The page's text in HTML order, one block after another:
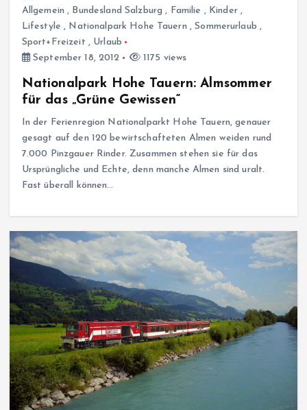
Allgemein , Bundesland Salzburg , Familie , Kinder,
Lifestyle , Nationalpark Hohe Tauern ,Sommerurlaub ,
Sport+Freizeit , Urlaub
September 18, 2012
1175 views
Nationalpark Hohe Tauern: Almsommer
für das „Grüne Gewissen“
In der Ferienregion Nationalparkt Hohe Tauern, genauer
gesagt auf den 120 bewirtschafteten Almen weiden rund
7.000 Pinzgauer Rinder. Zusammen stehen sie für das
Ursprüngliche und Echte, denn manche Almen sind uralt.
Fast überall können…